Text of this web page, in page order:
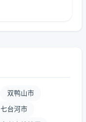
双鸭山市
七台河市